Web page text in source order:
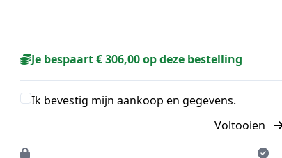
Je bespaart € 306,00 op deze bestelling
Ik bevestig mijn aankoop en gegevens.
Voltooien